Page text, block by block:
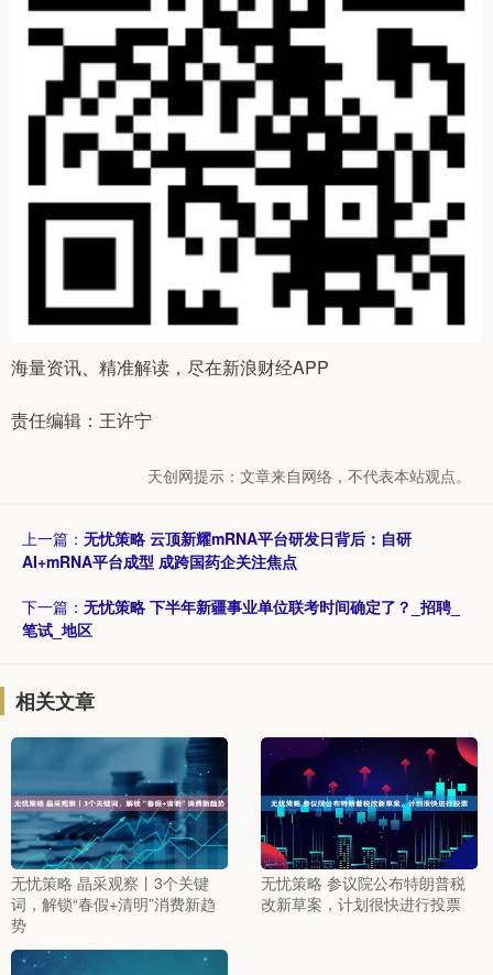
海量资讯、精准解读，尽在新浪财经APP
责任编辑：王许宁
天创网提示：文章来自网络，不代表本站观点。
上一篇： 无忧策略 云顶新耀mRNA平台研发日背后：自研
AI+mRNA平台成型 成跨国药企关注焦点
下一篇： 无忧策略 下半年新疆事业单位联考时间确定了？_招聘_
笔试_地区
相关文章
无忧策略 晶采观察丨3个关键
词，解锁“春假+清明”消费新趋
势
无忧策略 参议院公布特朗普税
改新草案，计划很快进行投票